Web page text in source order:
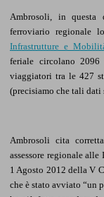
Ambrosoli, in questa
ferroviario regionale
Infrastrutture e
feriale circolano
viaggiatori tra le 427
(precisiamo che tali dati
Ambrosoli cita
assessore regionale
1 Agosto 2012 della V
che è stato avviato “un